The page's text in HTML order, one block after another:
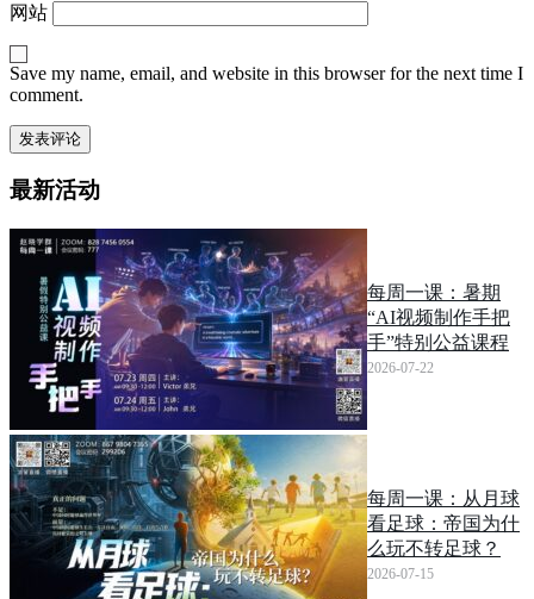
网站
Save my name, email, and website in this browser for the next time I
comment.
最新活动
每周一课：暑期
“AI视频制作手把
手”特别公益课程
2026-07-22
每周一课：从月球
看足球：帝国为什
么玩不转足球？
2026-07-15